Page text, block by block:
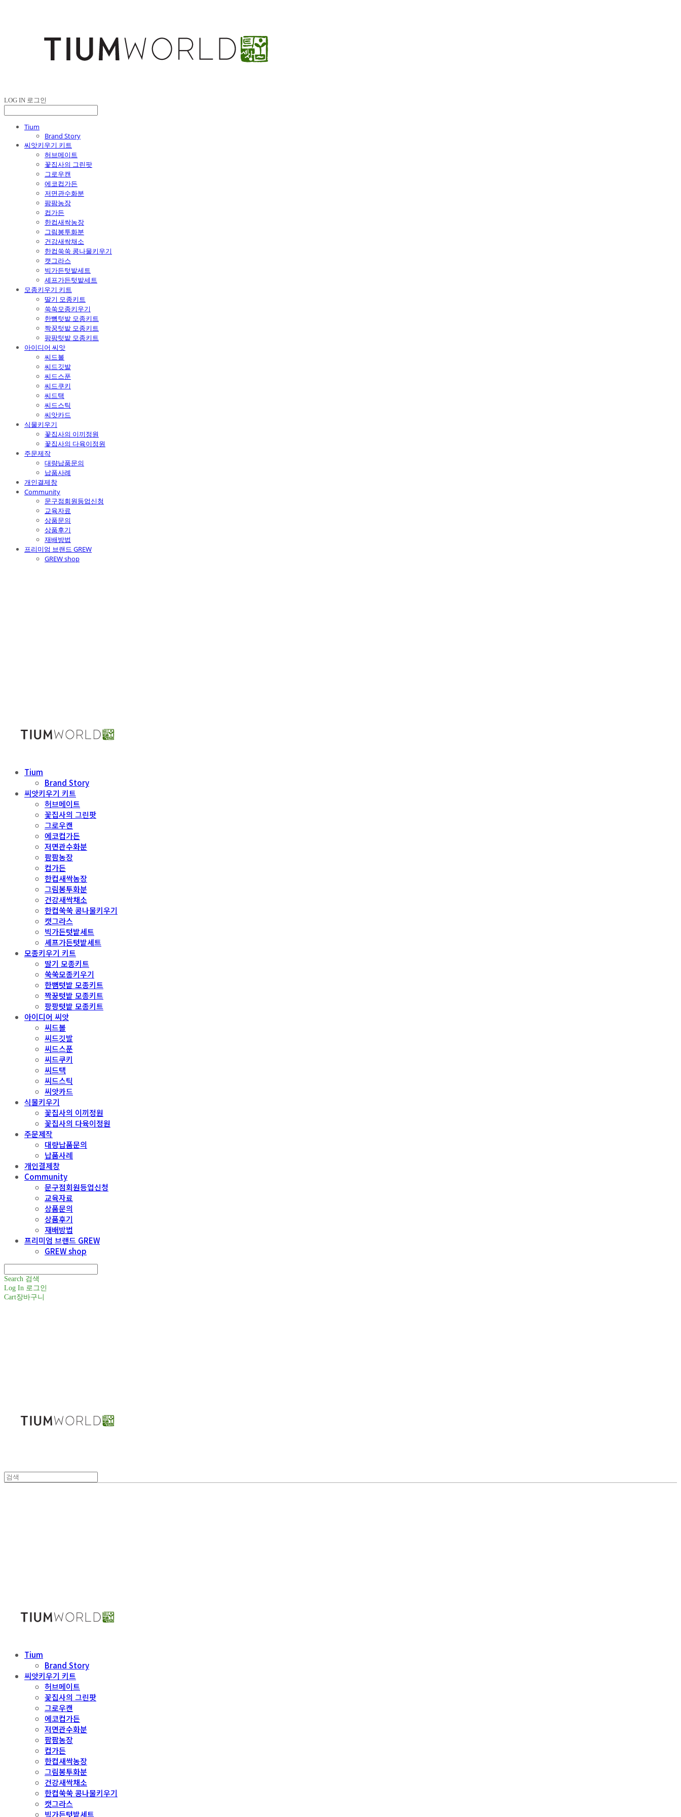
LOG IN 로그인
Tium
Brand Story
씨앗키우기 키트
허브메이트
꽃집사의 그린팟
그로우캔
에코컵가든
저면관수화분
팜팜농장
컵가든
한컵새싹농장
그림봉투화분
건강새싹채소
한컵쑥쑥 콩나물키우기
캣그라스
빅가든텃밭세트
셰프가든텃밭세트
모종키우기 키트
딸기 모종키트
쑥쑥모종키우기
한뼘텃밭 모종키트
짝꿍텃밭 모종키트
팡팡텃밭 모종키트
아이디어 씨앗
씨드볼
씨드깃발
씨드스푼
씨드쿠키
씨드택
씨드스틱
씨앗카드
식물키우기
꽃집사의 이끼정원
꽃집사의 다육이정원
주문제작
대량납품문의
납품사례
개인결제창
Community
문구점회원등업신청
교육자료
상품문의
상품후기
재배방법
프리미엄 브랜드 GREW
GREW shop
Tium
Brand Story
씨앗키우기 키트
허브메이트
꽃집사의 그린팟
그로우캔
에코컵가든
저면관수화분
팜팜농장
컵가든
한컵새싹농장
그림봉투화분
건강새싹채소
한컵쑥쑥 콩나물키우기
캣그라스
빅가든텃밭세트
셰프가든텃밭세트
모종키우기 키트
딸기 모종키트
쑥쑥모종키우기
한뼘텃밭 모종키트
짝꿍텃밭 모종키트
팡팡텃밭 모종키트
아이디어 씨앗
씨드볼
씨드깃발
씨드스푼
씨드쿠키
씨드택
씨드스틱
씨앗카드
식물키우기
꽃집사의 이끼정원
꽃집사의 다육이정원
주문제작
대량납품문의
납품사례
개인결제창
Community
문구점회원등업신청
교육자료
상품문의
상품후기
재배방법
프리미엄 브랜드 GREW
GREW shop
Search 검색
Log In 로그인
Cart장바구니
Tium
Brand Story
씨앗키우기 키트
허브메이트
꽃집사의 그린팟
그로우캔
에코컵가든
저면관수화분
팜팜농장
컵가든
한컵새싹농장
그림봉투화분
건강새싹채소
한컵쑥쑥 콩나물키우기
캣그라스
빅가든텃밭세트